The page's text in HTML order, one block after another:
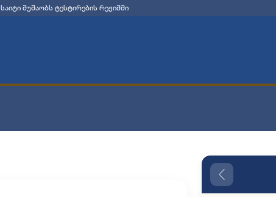
საიტი მუშაობს ტესტირების რეჟიმში